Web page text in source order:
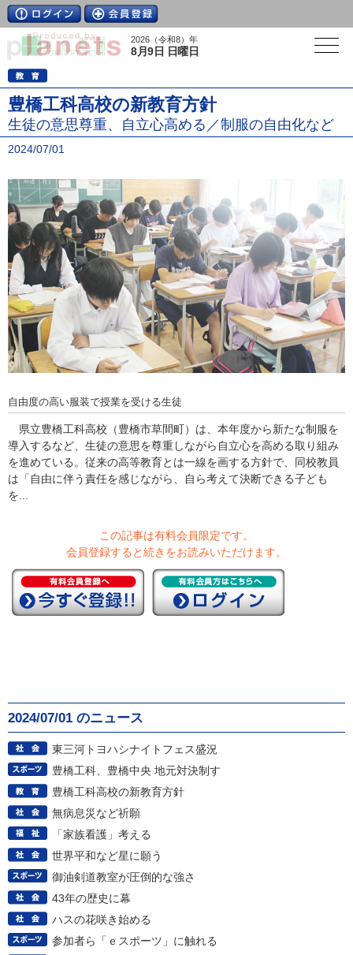
2026（令和8）年
8月9日 日曜日
豊橋工科高校の新教育方針
生徒の意思尊重、自立心高める／制服の自由化など
2024/07/01
自由度の高い服装で授業を受ける生徒
県立豊橋工科高校（豊橋市草間町）は、本年度から新たな制服を
導入するなど、生徒の意思を尊重しながら自立心を高める取り組み
を進めている。従来の高等教育とは一線を画する方針で、同校教員
は「自由に伴う責任を感じながら、自ら考えて決断できる子ども
を...
この記事は有料会員限定です。
会員登録すると続きをお読みいただけます。
2024/07/01 のニュース
東三河トヨハシナイトフェス盛況
豊橋工科、豊橋中央 地元対決制す
豊橋工科高校の新教育方針
無病息災など祈願
「家族看護」考える
世界平和など星に願う
御油剣道教室が圧倒的な強さ
43年の歴史に幕
ハスの花咲き始める
参加者ら「ｅスポーツ」に触れる